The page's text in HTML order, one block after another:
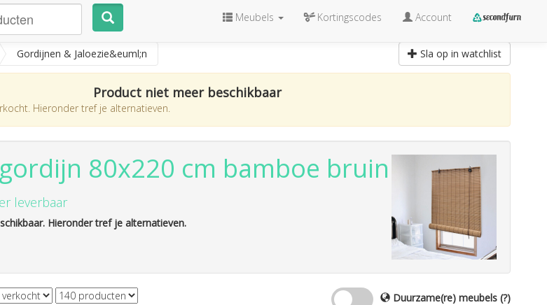
Meubels Kortingscodes Account
Gordijnen & Jaloezie&euml;n Sla op in watchlist
Product niet meer beschikbaar
Hieronder tref je alternatieven.
80x220 cm bamboe bruin
leverbaar
Hieronder tref je alternatieven.
Duurzame(re) meubels (?)